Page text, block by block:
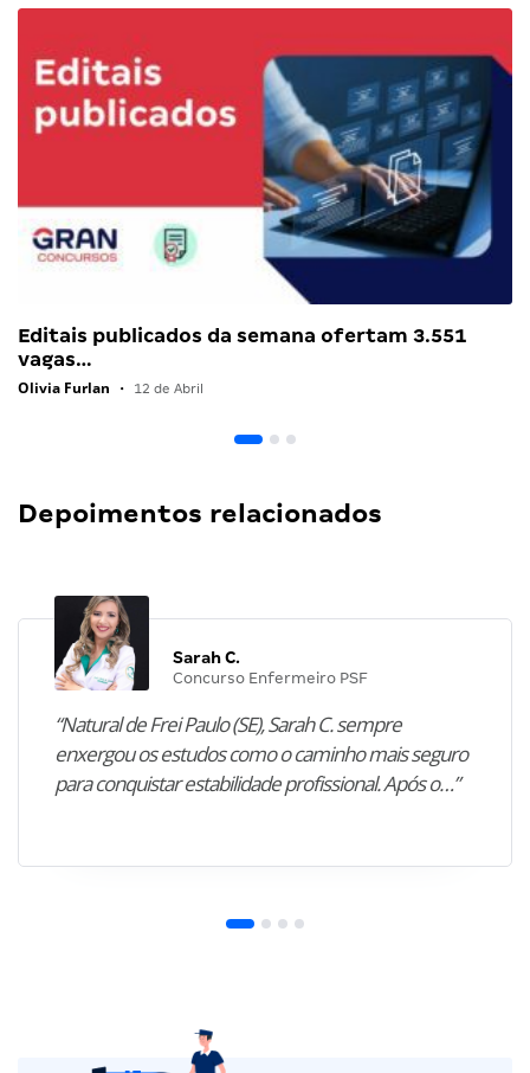
Editais publicados da semana ofertam 3.551
vagas…
Olivia Furlan • 12 de Abril
Depoimentos relacionados
Sarah C.
Concurso Enfermeiro PSF
“Natural de Frei Paulo (SE), Sarah C. sempre
enxergou os estudos como o caminho mais seguro
para conquistar estabilidade profissional. Após o…”